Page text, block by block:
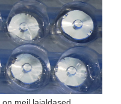
meil laialdased